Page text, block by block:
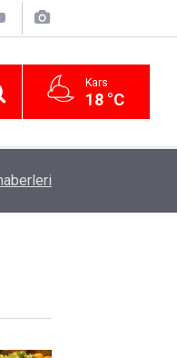
Kars
18 °C
ve Şiddete Karşı